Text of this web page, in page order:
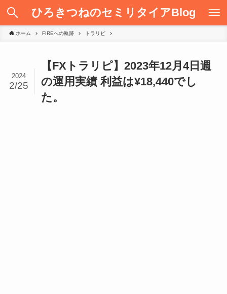
ひろきつねのセミリタイアBlog
ホーム FIREへの軌跡 トラリピ
【FXトラリピ】2023年12月4日週
の運用実績 利益は¥18,440でし
た。
2024
2/25